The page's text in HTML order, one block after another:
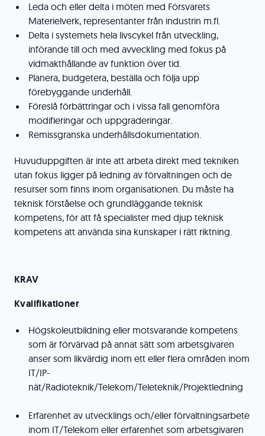
Leda och eller delta i möten med Försvarets
Materielverk, representanter från industrin m.fl.
Delta i systemets hela livscykel från utveckling,
införande till och med avveckling med fokus på
vidmakthållande av funktion över tid.
Planera, budgetera, beställa och följa upp
förebyggande underhåll.
Föreslå förbättringar och i vissa fall genomföra
modifieringar och uppgraderingar.
Remissgranska underhållsdokumentation.
Huvuduppgiften är inte att arbeta direkt med tekniken
utan fokus ligger på ledning av förvaltningen och de
resurser som finns inom organisationen. Du måste ha
teknisk förståelse och grundläggande teknisk
kompetens, för att få specialister med djup teknisk
kompetens att använda sina kunskaper i rätt riktning.
KRAV
Kvalifikationer
Högskoleutbildning eller motsvarande kompetens
som är förvärvad på annat sätt som arbetsgivaren
anser som likvärdig inom ett eller flera områden inom
IT/IP-
nät/Radioteknik/Telekom/Teleteknik/Projektledning
Erfarenhet av utvecklings och/eller förvaltningsarbete
inom IT/Telekom eller erfarenhet som arbetsgivaren